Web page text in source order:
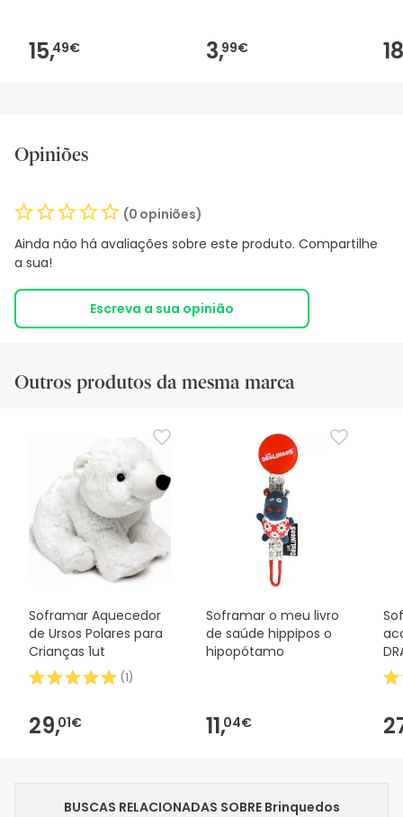
15,49€ 3,99€
Opiniões
(0 opiniões)
Ainda não há avaliações sobre este produto. Compartilhe
a sua!
Escreva a sua opinião
Outros produtos da mesma marca
Soframar Aquecedor
de Ursos Polares para
Crianças 1ut
(1)
29,01€
Soframar o meu livro
de saúde hippipos o
hipopótamo
11,04€
BUSCAS RELACIONADAS SOBRE Brinquedos